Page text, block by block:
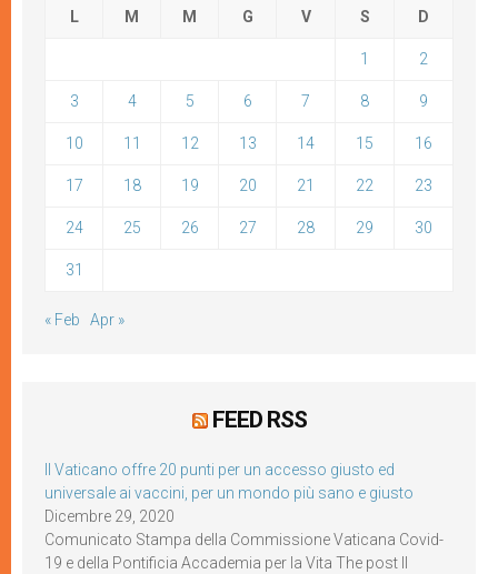
L M M G V S D
1 2
3 4 5 6 7 8 9
10 11 12 13 14 15 16
17 18 19 20 21 22 23
24 25 26 27 28 29 30
31
« Feb Apr »
FEED RSS
Il Vaticano offre 20 punti per un accesso giusto ed
universale ai vaccini, per un mondo più sano e giusto
Dicembre 29, 2020
Comunicato Stampa della Commissione Vaticana Covid-
19 e della Pontificia Accademia per la Vita The post Il